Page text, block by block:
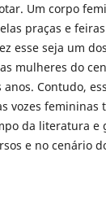
Um corpo
praças e
esse seja um
mulheres do
Contudo,
vozes femininas
da literatura
e no cenário